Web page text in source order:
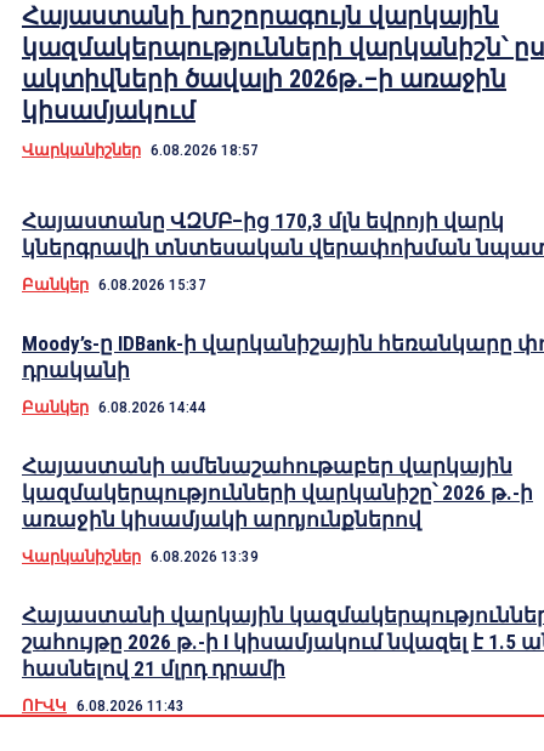
Հայաստանի խոշորագույն վարկային
կազմակերպությունների վարկանիշն՝
ակտիվների ծավալի 2026թ․–ի առաջին
կիսամյակում
Վարկանիշներ 6.08.2026 18:57
Հայաստանը ՎԶՄԲ–ից 170,3 մլն եվրոյի վարկ
կներգրավի տնտեսական վերափոխման
Բանկեր 6.08.2026 15:37
Moody’s-ը IDBank-ի վարկանիշային հեռանկարը
դրականի
Բանկեր 6.08.2026 14:44
Հայաստանի ամենաշահութաբեր վարկային
կազմակերպությունների վարկանիշը՝ 2026 թ.-ի
առաջին կիսամյակի արդյունքներով
Վարկանիշներ 6.08.2026 13:39
Հայաստանի վարկային
շահույթը 2026 թ.-ի I կիսամյակում նվազել է 1.5
հասնելով 21 մլրդ դրամի
ՈՒՎԿ 6.08.2026 11:43